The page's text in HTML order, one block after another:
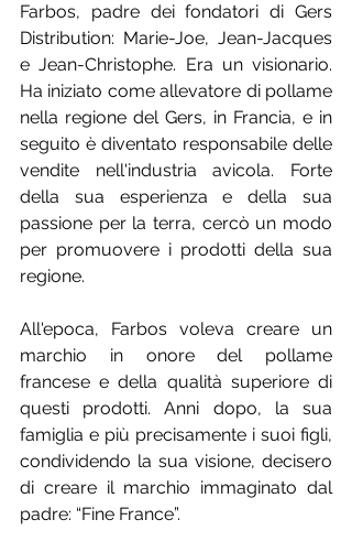
Farbos, padre dei fondatori di Gers
Distribution: Marie-Joe, Jean-Jacques
e Jean-Christophe. Era un visionario.
Ha iniziato come allevatore di pollame
nella regione del Gers, in Francia, e in
seguito è diventato responsabile delle
vendite nell'industria avicola. Forte
della sua esperienza e della sua
passione per la terra, cercò un modo
per promuovere i prodotti della sua
regione.
All'epoca, Farbos voleva creare un
marchio in onore del pollame
francese e della qualità superiore di
questi prodotti. Anni dopo, la sua
famiglia e più precisamente i suoi figli,
condividendo la sua visione, decisero
di creare il marchio immaginato dal
padre: “Fine France”.